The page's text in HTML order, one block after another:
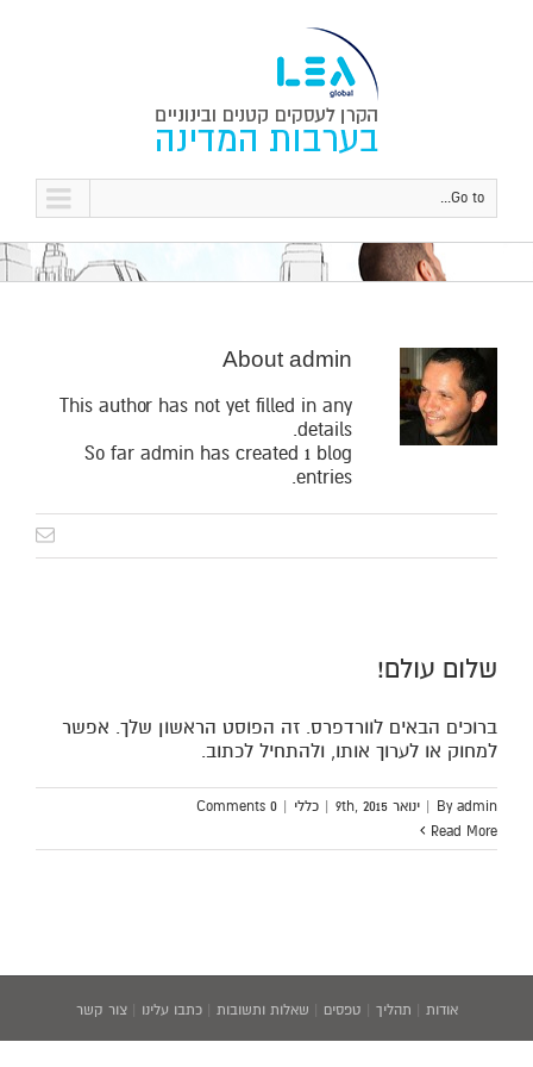
Go to...
About admin
This author has not yet filled in any
details.
So far admin has created 1 blog
entries.
שלום עולם!
ברוכים הבאים לוורדפרס. זה הפוסט הראשון שלך. אפשר
למחוק או לערוך אותו, ולהתחיל לכתוב.
By admin
| ינואר 9th, 2015 | כללי |
0 Comments
Read More
אודות תהליך טפסים שאלות ותשובות |כתבו עלינו |צור קשר